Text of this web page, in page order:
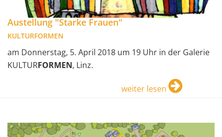
Austellung "Starke Frauen"
KULTURFORMEN
am Donnerstag, 5. April 2018 um 19 Uhr in der Galerie
KULTURFORMEN, Linz.
weiter lesen